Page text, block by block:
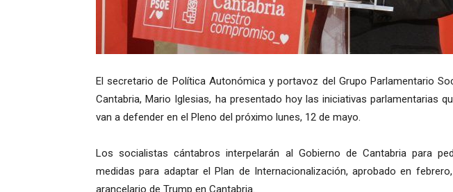
El secretario de Política Autonómica y portavoz del Grupo Parlamentario
Cantabria, Mario Iglesias, ha presentado hoy las iniciativas parlamentarias
van a defender en el Pleno del próximo lunes, 12 de mayo.
Los socialistas cántabros interpelarán al Gobierno de Cantabria para
medidas para adaptar el Plan de Internacionalización, aprobado en
arancelario de Trump en Cantabria.